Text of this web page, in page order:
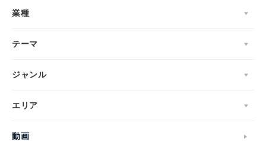
業種
テーマ
ジャンル
エリア
動画